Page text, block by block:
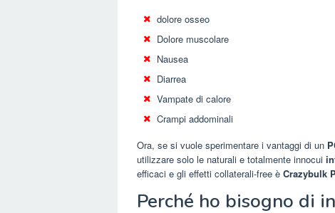
dolore osseo
Dolore muscolare
Nausea
Diarrea
Vampate di calore
Crampi addominali
Ora, se si vuole sperimentare i vantaggi di un
utilizzare solo le naturali e totalmente innocui
efficaci e gli effetti collaterali-free è Crazybulk
Perché ho bisogno di